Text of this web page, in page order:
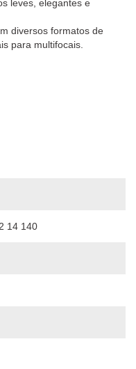
leves, elegantes e
diversos formatos de
14 140